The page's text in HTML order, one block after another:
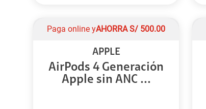
Paga online yAHORRA S/ 500.00
APPLE
AirPods 4 Generación
Apple sin ANC ...